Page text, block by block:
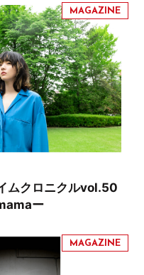
ムクロニクルvol.50
ー